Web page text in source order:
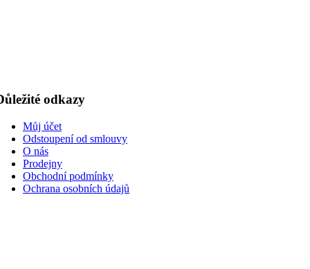
odkazy
Můj účet
Odstoupení od smlouvy
O nás
Prodejny
Obchodní podmínky
Ochrana osobních údajů